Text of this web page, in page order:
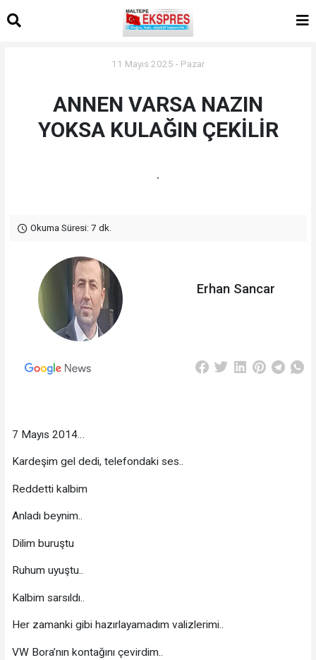
11 Mayıs 2025 - Pazar
ANNEN VARSA NAZIN
YOKSA KULAĞIN ÇEKİLİR
.
Okuma Süresi: 7 dk.
Erhan Sancar
7 Mayıs 2014…
Kardeşim gel dedi, telefondaki ses..
Reddetti kalbim
Anladı beynim..
Dilim buruştu
Ruhum uyuştu..
Kalbim sarsıldı..
Her zamanki gibi hazırlayamadım valizlerimi..
VW Bora’nın kontağını çevirdim..